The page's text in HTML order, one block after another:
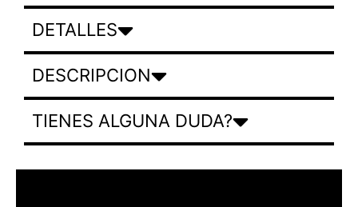
DETALLES
DESCRIPCION
TIENES ALGUNA DUDA?